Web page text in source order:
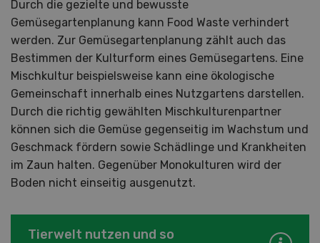
Durch die gezielte und bewusste
Gemüsegartenplanung kann Food Waste verhindert
werden. Zur Gemüsegartenplanung zählt auch das
Bestimmen der Kulturform eines Gemüsegartens. Eine
Mischkultur beispielsweise kann eine ökologische
Gemeinschaft innerhalb eines Nutzgartens darstellen.
Durch die richtig gewählten Mischkulturenpartner
können sich die Gemüse gegenseitig im Wachstum und
Geschmack fördern sowie Schädlinge und Krankheiten
im Zaun halten. Gegenüber Monokulturen wird der
Boden nicht einseitig ausgenutzt.
Tierwelt nutzen und so